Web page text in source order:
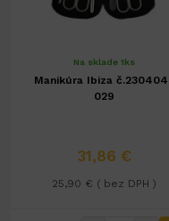
Na sklade 1ks
Manikúra Ibiza č.230404-
029
31,86 €
25,90 € ( bez DPH )